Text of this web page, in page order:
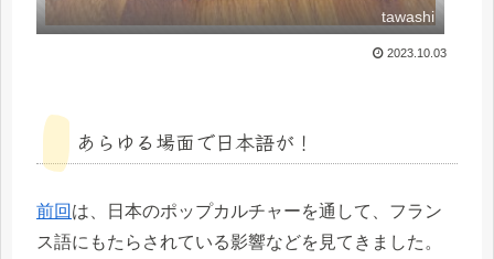
tawashi
2023.10.03
あらゆる場面で日本語が！
前回 は、日本のポップカルチャーを通して、フラン
ス語にもたらされている影響などを見てきました。